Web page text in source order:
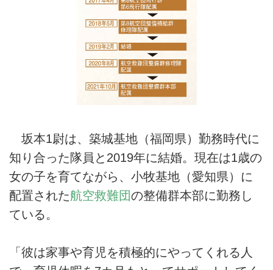
坂本1尉は、築城基地（福岡県）勤務時代に
知り合った隊員と2019年に結婚。現在は1歳の
女の子を育てながら、小牧基地（愛知県）に
配置された航空救難団の整備群本部に勤務し
ている。
「彼は家事や育児を積極的にやってくれる人